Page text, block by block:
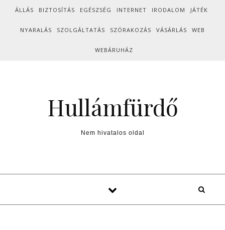
Skip to content
ÁLLÁS BIZTOSÍTÁS EGÉSZSÉG INTERNET IRODALOM JÁTÉK
NYARALÁS SZOLGÁLTATÁS SZÓRAKOZÁS VÁSÁRLÁS WEB
WEBÁRUHÁZ
Hullámfürdő
Nem hivatalos oldal